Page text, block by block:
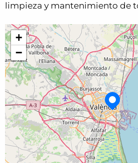
limpieza y mantenimiento de
+
−